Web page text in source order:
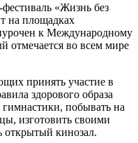
«Жизнь без
на площадках
к Международному
отмечается во всем мире
принять участие в
здорового образа
побывать на
изготовить своими
открытый кинозал.